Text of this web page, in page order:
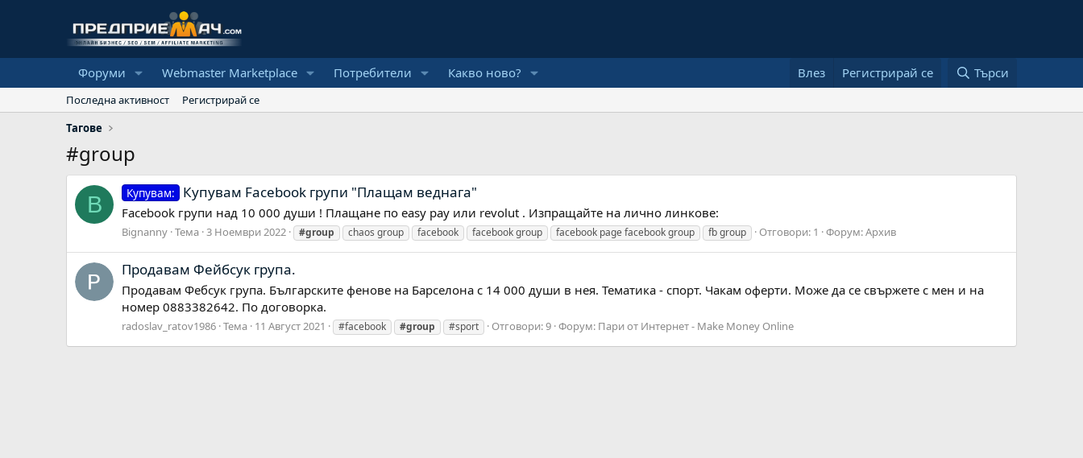
Форуми Webmaster Marketplace Потребители Какво ново? Влез Регистрирай се Търси
Последна активност
Регистрирай се
Тагове
#group
B Купувам: Купувам Facebook групи "Плащам веднага"
Facebook групи над 10 000 души ! Плащане по easy pay или revolut . Изпращайте на лично линкове:
Bignanny Тема 3 Ноември 2022 #group chaos group facebook facebook group facebook page facebook group fb group Отговори: 1 Форум:Архив
Продавам Фейбсук група.
Продавам Фебсук група. Българските фенове на Барселона с 14 000 души в нея. Тематика - спорт. Чакам оферти. Може да се свържете с мен и на
номер 0883382642. По договорка.
radoslav_ratov1986 Тема 11 Август 2021 #facebook #group #sport Отговори: 9 Форум: Пари от Интернет - Make Money Online